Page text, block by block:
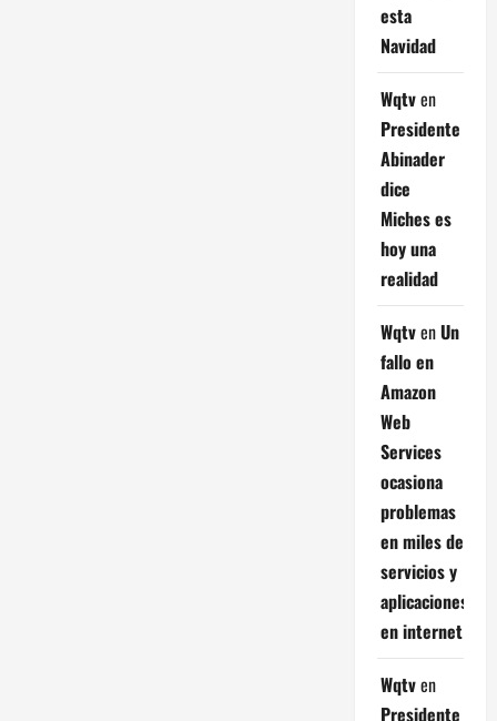
esta
Navidad
Wqtven
Presidente
Abinader
dice
Miches es
hoy una
realidad
WqtvenUn
fallo en
Amazon
Web
Services
ocasiona
problemas
en miles de
servicios y
aplicaciones
en internet
Wqtven
Presidente